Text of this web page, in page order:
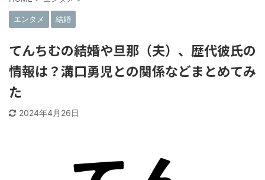
エンタメ 結婚
てんちむの結婚や旦那（夫）、歴代彼氏の
情報は？溝口勇児との関係などまとめてみ
た
2024年4月26日